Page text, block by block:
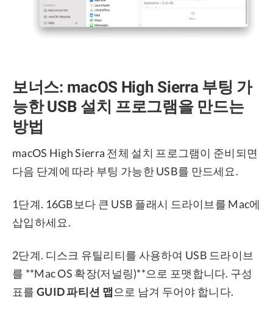
보너스: macOS High Sierra 부팅 가
능한 USB 설치 프로그램을 만드는
방법
macOS High Sierra 전체 설치 프로그램이 준비되면
다음 단계에 따라 부팅 가능한 USB를 만드세요.
1단계. 16GB보다 큰 USB 플래시 드라이브를 Mac에
삽입하세요.
2단계. 디스크 유틸리티를 사용하여 USB 드라이브
를 **Mac OS 확장(저널링)**으로 포맷합니다. 구성
표를 GUID 파티션 맵으로 남겨 두어야 합니다.